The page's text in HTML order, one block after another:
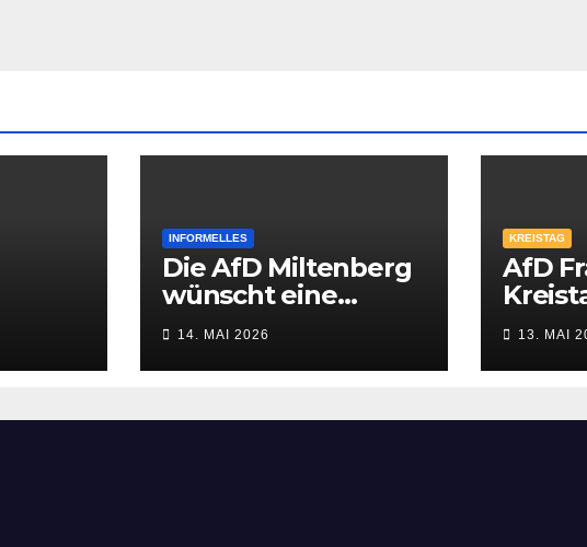
INFORMELLES
Die AfD Miltenberg
wünscht eine
gesegnete Christi
Himmelfahrt
14. MAI 2026
KREISTAG
AfD
13. MAI